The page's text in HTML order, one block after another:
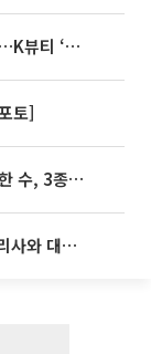
[K뷰티 라방戰]
토]
'2TV 생생정보' 오늘방송맛집- 결정적 한 수, 3종 메밀면! 메밀 소바 맛집 '의○○○○'
포스코퓨처엠, LFP 시장 뚫었다…배터리사와 대규모 장기 공급 합의